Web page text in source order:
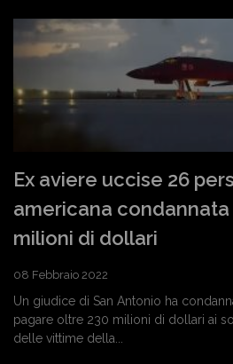
Ex aviere uccise 26
americana condannata
milioni di dollari
08 Febbraio 2022
Un giudice di San Antonio ha
pagare oltre 230 milioni di dollari ai
delle vittime della...